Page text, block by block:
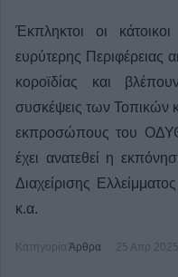
Έκπληκτοι οι
ευρύτερης Περιφέρειας
κοροϊδίας και
συσκέψεις των Τοπικών
εκπροσώπους του ΟΔΥΘ
έχει ανατεθεί η
Διαχείρισης
κ.α.
Κατηγορία Άρθρα 25 Απρ 2025